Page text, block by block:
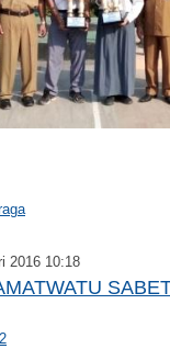
2016 10:18